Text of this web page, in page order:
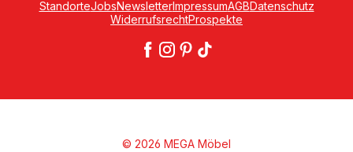
StandorteJobsNewsletterImpressumAGBDatenschutz
WiderrufsrechtProspekte
© 2026 MEGA Möbel